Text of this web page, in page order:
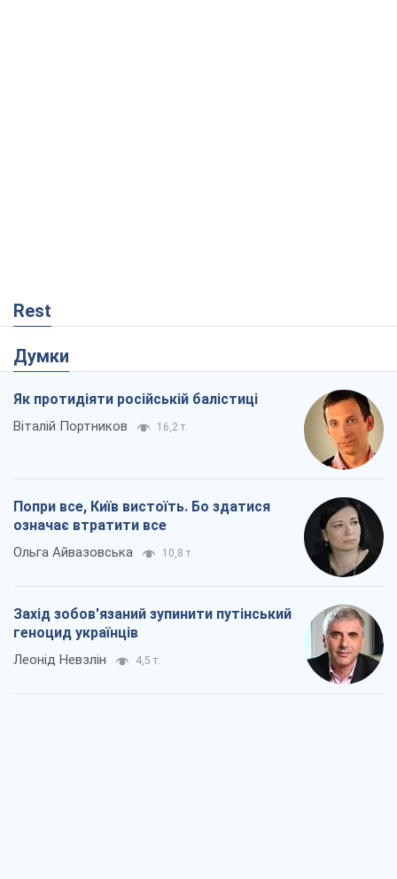
Rest
Думки
Як протидіяти російській балістиці
Віталій Портников 16,2 т.
Попри все, Київ вистоїть. Бо здатися
означає втратити все
Ольга Айвазовська 10,8 т.
Захід зобов'язаний зупинити путінський
геноцид українців
Леонід Невзлін 4,5 т.